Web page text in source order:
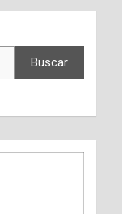
Buscar